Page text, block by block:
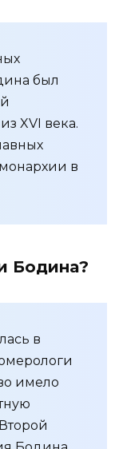
был
XVI века.
в
Бодина?
в
имело